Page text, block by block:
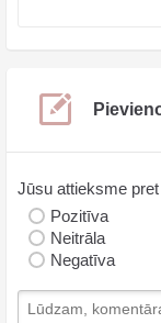
Jūsu attieksme
Pozitīva
Neitrāla
Negatīva